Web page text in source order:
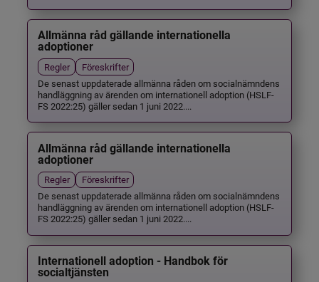
Allmänna råd gällande internationella
adoptioner
Regler
Föreskrifter
De senast uppdaterade allmänna råden om socialnämndens
handläggning av ärenden om internationell adoption (HSLF-
FS 2022:25) gäller sedan 1 juni 2022....
Allmänna råd gällande internationella
adoptioner
Regler
Föreskrifter
De senast uppdaterade allmänna råden om socialnämndens
handläggning av ärenden om internationell adoption (HSLF-
FS 2022:25) gäller sedan 1 juni 2022....
Internationell adoption - Handbok för
socialtjänsten